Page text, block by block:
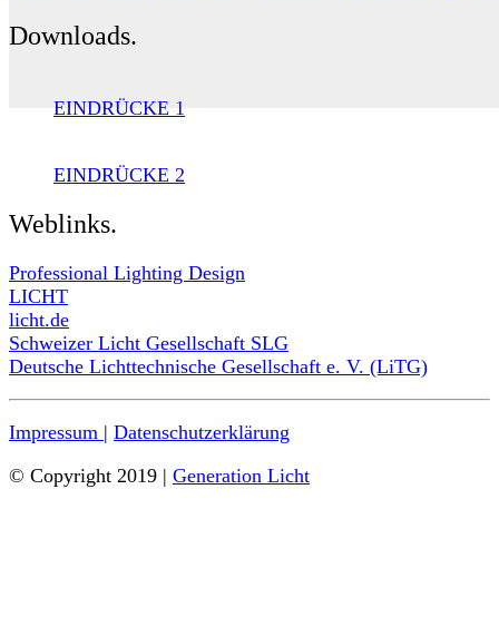
Downloads.
EINDRÜCKE 1
EINDRÜCKE 2
Weblinks.
Professional Lighting Design
LICHT
licht.de
Schweizer Licht Gesellschaft SLG
Deutsche Lichttechnische Gesellschaft e. V. (LiTG)
Impressum | Datenschutzerklärung
© Copyright 2019 | Generation Licht